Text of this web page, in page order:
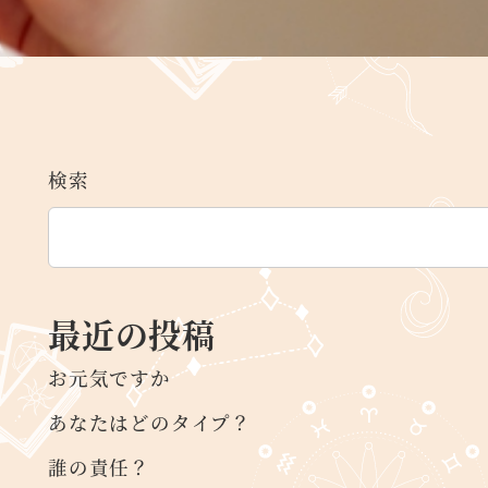
検索
最近の投稿
お元気ですか
あなたはどのタイプ？
誰の責任？